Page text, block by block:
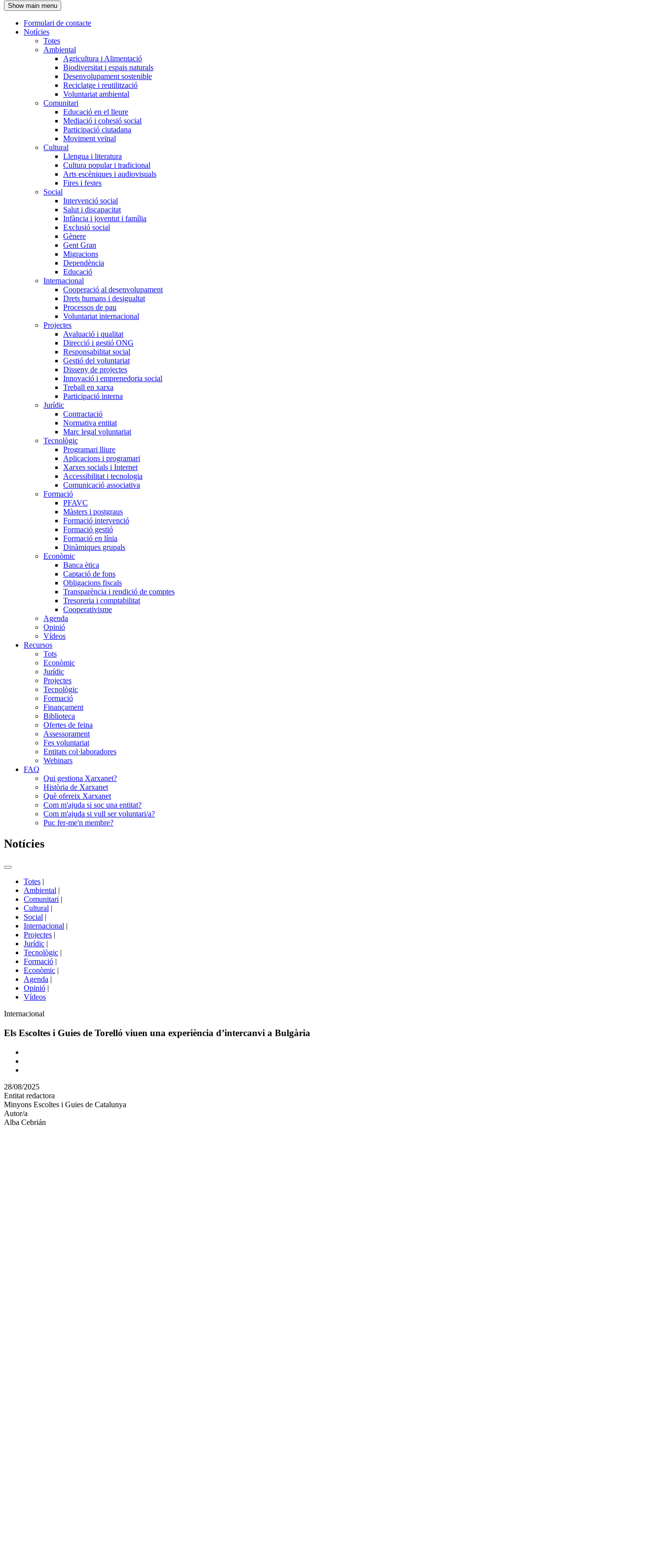
l'encapçalament
Show main menu
Navegació
principal
Formulari de contacte
Notícies
Totes
Ambiental
Agricultura i Alimentació
Biodiversitat i espais naturals
Desenvolupament sostenible
Reciclatge i reutilització
Voluntariat ambiental
Comunitari
Educació en el lleure
Mediació i cohesió social
Participació ciutadana
Moviment veïnal
Cultural
Llengua i literatura
Cultura popular i tradicional
Arts escèniques i audiovisuals
Fires i festes
Social
Intervenció social
Salut i discapacitat
Infància i joventut i família
Exclusió social
Gènere
Gent Gran
Migracions
Dependència
Educació
Internacional
Cooperació al desenvolupament
Drets humans i desigualtat
Processos de pau
Voluntariat internacional
Projectes
Avaluació i qualitat
Direcció i gestió ONG
Responsabilitat social
Gestió del voluntariat
Disseny de projectes
Innovació i emprenedoria social
Treball en xarxa
Participació interna
Jurídic
Contractació
Normativa entitat
Marc legal voluntariat
Tecnològic
Programari lliure
Aplicacions i programari
Xarxes socials i Internet
Accessibilitat i tecnologia
Comunicació associativa
Formació
PFAVC
Màsters i postgraus
Formació intervenció
Formació gestió
Formació en línia
Dinàmiques grupals
Econòmic
Banca ètica
Captació de fons
Obligacions fiscals
Transparència i rendició de comptes
Tresoreria i comptabilitat
Cooperativisme
Agenda
Opinió
Vídeos
Recursos
Tots
Econòmic
Jurídic
Projectes
Tecnològic
Formació
Finançament
Biblioteca
Ofertes de feina
Assessorament
Fes voluntariat
Entitats col·laboradores
Webinars
FAQ
Qui gestiona Xarxanet?
Història de Xarxanet
Què ofereix Xarxanet
Com m'ajuda si soc una entitat?
Com m'ajuda si vull ser voluntari/a?
Puc fer-me'n membre?
Notícies
Commutador
portals
Totes |
Ambiental |
Comunitari |
Cultural |
Social |
Internacional |
Projectes |
Jurídic |
Tecnològic |
Formació |
Econòmic |
Agenda |
Opinió |
Vídeos
Àmbit
la
Internacional
Els Escoltes i Guies de Torelló viuen una experiència d’intercanvi a Bulgària
Comparteix
altres
xarxes
socials
28/08/2025
Entitat redactora
Minyons Escoltes i Guies de Catalunya
Autor/a
Alba Cebrián